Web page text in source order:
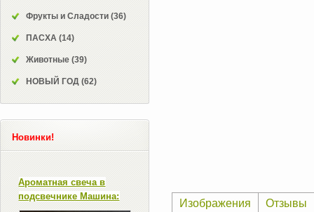
Изображения Отзывы
Фрукты и Сладости (36)
ПАСХА (14)
Животные (39)
НОВЫЙ ГОД (62)
Новинки!
Ароматная свеча в
подсвечнике Машина: